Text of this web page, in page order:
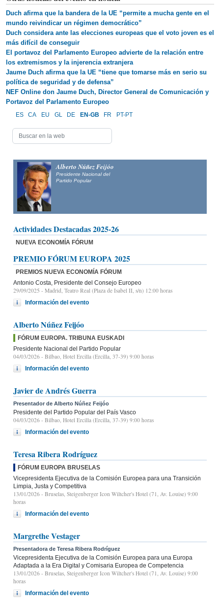
Duch afirma que la bandera de la UE “permite a mucha gente en el
mundo reivindicar un régimen democrático”
Duch considera ante las elecciones europeas que el voto joven es el
más difícil de conseguir
El portavoz del Parlamento Europeo advierte de la relación entre
los extremismos y la injerencia extranjera
Jaume Duch afirma que la UE “tiene que tomarse más en serio su
política de seguridad y de defensa”
NEF Online don Jaume Duch, Director General de Comunicación y
Portavoz del Parlamento Europeo
ES CA EU GL DE EN-GB FR PT-PT
Alberto Núñez Feijóo
Presidente Nacional del
Partido Popular
Actividades Destacadas 2025-26
NUEVA ECONOMÍA FÓRUM
PREMIO FÓRUM EUROPA 2025
PREMIOS NUEVA ECONOMÍA FÓRUM
Antonio Costa, Presidente del Consejo Europeo
29/09/2025 - Madrid, Teatro Real (Plaza de Isabel II, s/n) 12:00 horas
Información del evento
Alberto Núñez Feijóo
FÓRUM EUROPA. TRIBUNA EUSKADI
Presidente Nacional del Partido Popular
04/03/2026 - Bilbao, Hotel Ercilla (Ercilla, 37-39) 9:00 horas
Información del evento
Javier de Andrés Guerra
Presentador de Alberto Núñez Feijóo
Presidente del Partido Popular del País Vasco
04/03/2026 - Bilbao, Hotel Ercilla (Ercilla, 37-39) 9:00 horas
Información del evento
Teresa Ribera Rodríguez
FÓRUM EUROPA BRUSELAS
Vicepresidenta Ejecutiva de la Comisión Europea para una Transición
Limpia, Justa y Competitiva
13/01/2026 - Bruselas, Steigenberger Icon Wiltcher's Hotel (71, Av. Louise) 9:00
horas
Información del evento
Margrethe Vestager
Presentadora de Teresa Ribera Rodríguez
Vicepresidenta Ejecutiva de la Comisión Europea para una Europa
Adaptada a la Era Digital y Comisaria Europea de Competencia
13/01/2026 - Bruselas, Steigenberger Icon Wiltcher's Hotel (71, Av. Louise) 9:00
horas
Información del evento